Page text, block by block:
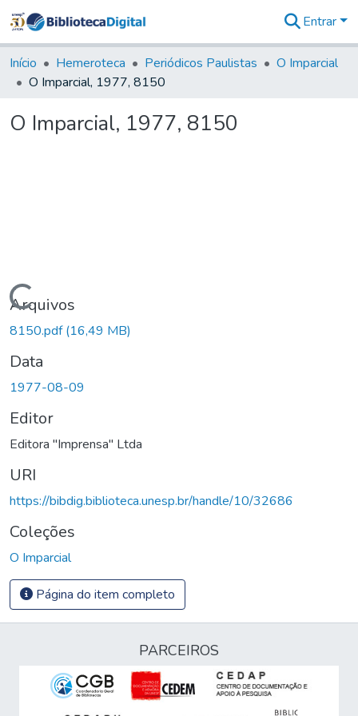
&
Coleções
Tudo na
Digital
Entrar
Início Hemeroteca Periódicos Paulistas
O Imparcial
O Imparcial, 1977, 8150
O Imparcial, 1977, 8150
Carregando...
Arquivos
8150.pdf(16,49 MB)
Data
1977-08-09
Editor
Editora "Imprensa" Ltda
URI
https://bibdig.biblioteca.unesp.br/handle/10/32686
Coleções
O Imparcial
Página do item completo
PARCEIROS